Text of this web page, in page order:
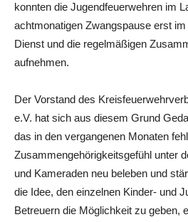
konnten die Jugendfeuerwehren im
achtmonatigen Zwangspause erst
Dienst und die regelmäßigen
aufnehmen.
Der Vorstand des
e.V. hat sich aus diesem Grund
das in den vergangenen Monaten
Zusammengehörigkeitsgefühl unter
und Kameraden neu beleben und
die Idee, den einzelnen Kinder- und
Betreuern die Möglichkeit zu geben,